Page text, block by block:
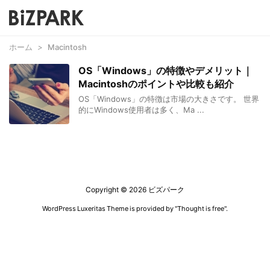
ホーム > Macintosh
OS「Windows」の特徴やデメリット｜
Macintoshのポイントや比較も紹介
OS「Windows」の特徴は市場の大きさです。 世界
的にWindows使用者は多く、Ma ...
Copyright © 2026 ビズパーク
WordPress Luxeritas Theme is provided by "Thought is free".